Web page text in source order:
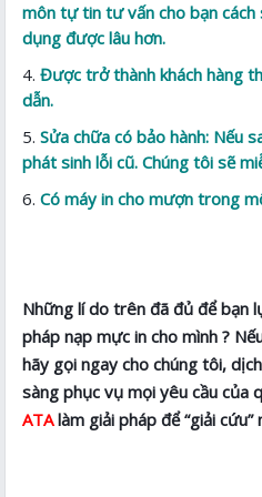
môn tự tin tư vấn cho bạn
dụng được lâu hơn.
Được trở thành khách hàng
dẫn.
Sửa chữa có bảo hành: Nếu
phát sinh lỗi cũ. Chúng tôi sẽ
Có máy in cho mượn trong
Những lí do trên đã đủ để bạn
pháp nạp mực in cho mình ?
hãy gọi ngay cho chúng tôi,
sàng phục vụ mọi yêu cầu của
ATAlàm giải pháp để “giải cứu”